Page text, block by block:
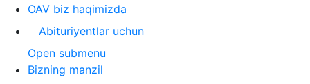
OAV biz haqimizda
Abituriyentlar uchun
Open submenu
Bizning manzil